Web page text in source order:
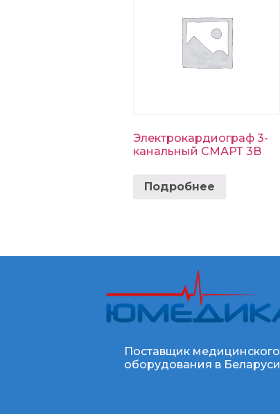
Электрокардиограф 3-
канальный СМАРТ 3B
Подробнее
Поставщик медицинского
оборудования в Беларуси